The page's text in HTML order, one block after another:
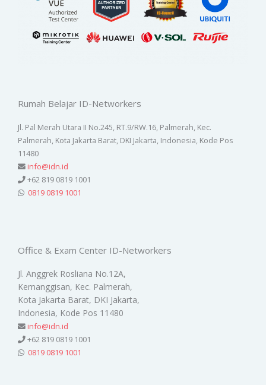
Rumah Belajar ID-Networkers
Jl. Pal Merah Utara II No.245, RT.9/RW.16, Palmerah, Kec.
Palmerah, Kota Jakarta Barat, DKI Jakarta, Indonesia, Kode Pos
11480
info@idn.id
+62 819 0819 1001
0819 0819 1001
Office & Exam Center ID-Networkers
Jl. Anggrek Rosliana No.12A,
Kemanggisan, Kec. Palmerah,
Kota Jakarta Barat, DKI Jakarta,
Indonesia, Kode Pos 11480
info@idn.id
+62 819 0819 1001
0819 0819 1001